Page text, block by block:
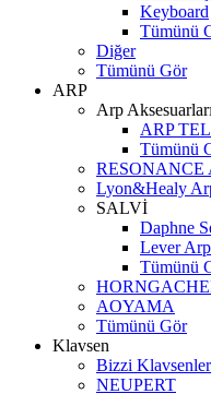
Keyboard
Tümünü
Diğer
Tümünü Gör
ARP
Arp Aksesuarları
ARP
Tümünü
RESONANCE
Lyon&Healy
SALVİ
Daphne
Lever
Tümünü
AOYAMA
Tümünü Gör
Klavsen
Bizzi Klavsenler
NEUPERT